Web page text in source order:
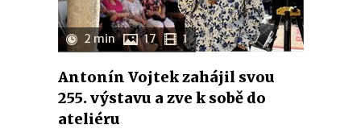
2 min 17 1
Antonín Vojtek zahájil svou
255. výstavu a zve k sobě do
ateliéru